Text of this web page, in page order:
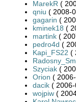
MarekR (
qniu ( 2008-
gagarin (
kminek18 (
martink (
pedro4d (
Kapi_FS22 (
Szyciak (
Orion (
dacik (
wojpiw (